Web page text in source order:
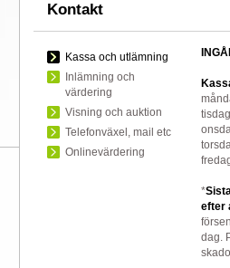
Kontakt
Kassa och utlämning
Inlämning och
värdering
Visning och auktion
Telefonväxel, mail etc
Onlinevärdering
*
efter
dag.